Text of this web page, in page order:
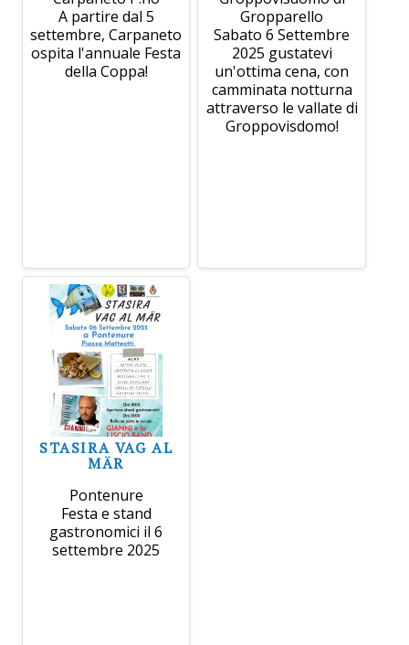
A partire dal 5
settembre, Carpaneto
ospita l'annuale Festa
della Coppa!
Gropparello
Sabato 6 Settembre
2025 gustatevi
un'ottima cena, con
camminata notturna
attraverso le vallate di
Groppovisdomo!
STASIRA VAG AL
MÄR
Pontenure
Festa e stand
gastronomici il 6
settembre 2025